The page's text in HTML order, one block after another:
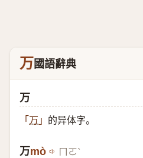
万國語辭典
万
「 万 」 的异体字。
万mò ㄇㄛˋ